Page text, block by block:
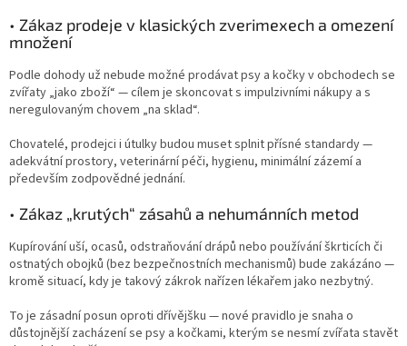
• Zákaz prodeje v klasických zverimexech a omezení
množení
Podle dohody už nebude možné prodávat psy a kočky v obchodech se
zvířaty „jako zboží“ — cílem je skoncovat s impulzivními nákupy a s
neregulovaným chovem „na sklad“.
Chovatelé, prodejci i útulky budou muset splnit přísné standardy —
adekvátní prostory, veterinární péči, hygienu, minimální zázemí a
především zodpovědné jednání.
• Zákaz „krutých“ zásahů a nehumánních metod
Kupírování uší, ocasů, odstraňování drápů nebo používání škrticích či
ostnatých obojků (bez bezpečnostních mechanismů) bude zakázáno —
kromě situací, kdy je takový zákrok nařízen lékařem jako nezbytný.
To je zásadní posun oproti dřívějšku — nové pravidlo je snaha o
důstojnější zacházení se psy a kočkami, kterým se nesmí zvířata stavět